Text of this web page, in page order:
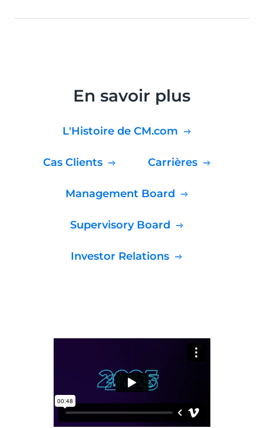
En savoir plus
L'Histoire de CM.com
Cas Clients Carrières
Management Board
Supervisory Board
Investor Relations